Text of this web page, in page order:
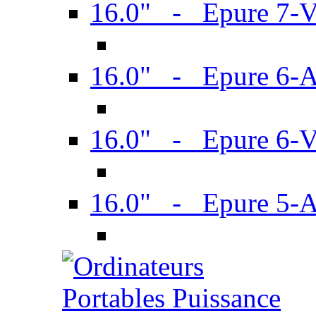
16.0" - Epure 7-
16.0" - Epure 6-
16.0" - Epure 6-
16.0" - Epure 5-